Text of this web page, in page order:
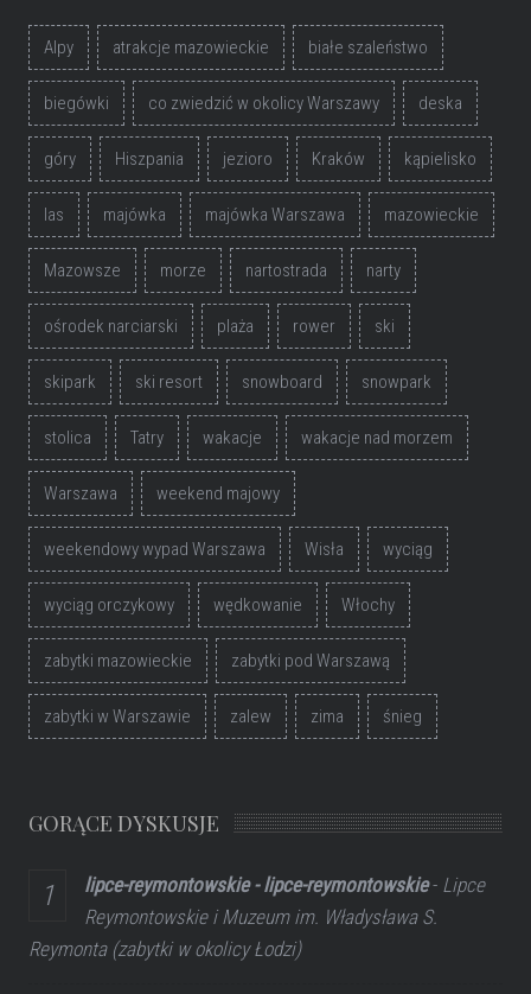
Alpy atrakcje mazowieckie białe szaleństwo
biegówki co zwiedzić w okolicy Warszawy deska
góry Hiszpania jezioro Kraków kąpielisko
las majówka majówka Warszawa mazowieckie
Mazowsze morze nartostrada narty
ośrodek narciarski plaża rower ski
skipark ski resort snowboard snowpark
stolica Tatry wakacje wakacje nad morzem
Warszawa weekend majowy
weekendowy wypad Warszawa Wisła wyciąg
wyciąg orczykowy wędkowanie Włochy
zabytki mazowieckie zabytki pod Warszawą
zabytki w Warszawie zalew zima śnieg
GORĄCE DYSKUSJE
lipce-reymontowskie - lipce-reymontowskie- Lipce
Reymontowskie i Muzeum im. Władysława S.
Reymonta (zabytki w okolicy Łodzi)